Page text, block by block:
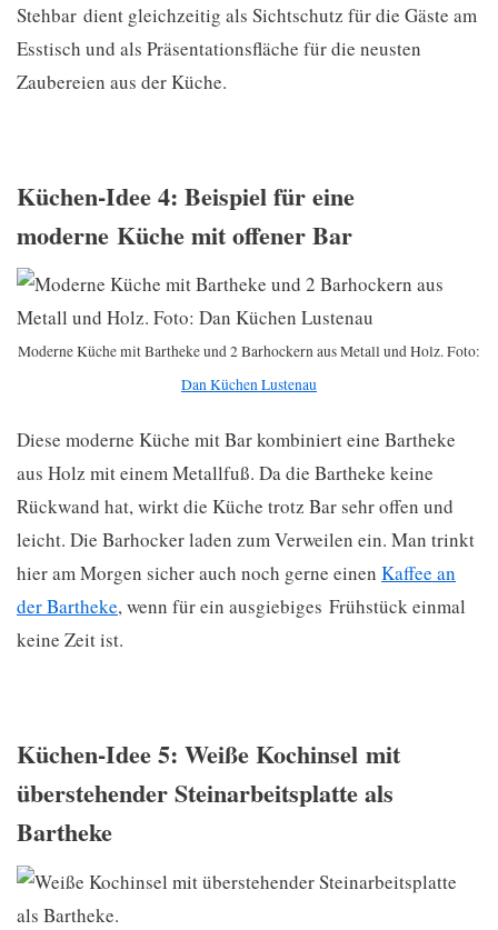
Stehbar dient gleichzeitig als Sichtschutz für die Gäste am
Esstisch und als Präsentationsfläche für die neusten
Zaubereien aus der Küche.
Küchen-Idee 4: Beispiel für eine
moderne Küche mit offener Bar
Moderne Küche mit Bartheke und 2 Barhockern aus Metall und Holz. Foto:
Dan Küchen Lustenau
Diese moderne Küche mit Bar kombiniert eine Bartheke
aus Holz mit einem Metallfuß. Da die Bartheke keine
Rückwand hat, wirkt die Küche trotz Bar sehr offen und
leicht. Die Barhocker laden zum Verweilen ein. Man trinkt
hier am Morgen sicher auch noch gerne einen Kaffee an
der Bartheke, wenn für ein ausgiebiges Frühstück einmal
keine Zeit ist.
Küchen-Idee 5: Weiße Kochinsel mit
überstehender Steinarbeitsplatte als
Bartheke